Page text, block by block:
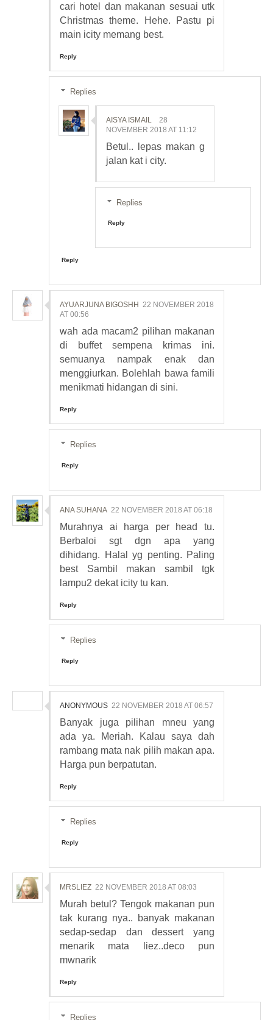
cari hotel dan makanan sesuai utk
Christmas theme. Hehe. Pastu pi
main icity memang best.
Reply
Replies
AISYA ISMAIL
28
NOVEMBER 2018 AT 11:12
Betul.. lepas makan g
jalan kat i city.
Replies
Reply
Reply
AYUARJUNA BIGOSHH 22 NOVEMBER 2018
AT 00:56
wah ada macam2 pilihan makanan
di buffet sempena krimas ini.
semuanya nampak enak dan
menggiurkan. Bolehlah bawa famili
menikmati hidangan di sini.
Reply
Replies
Reply
ANA SUHANA 22 NOVEMBER 2018 AT 06:18
Murahnya ai harga per head tu.
Berbaloi sgt dgn apa yang
dihidang. Halal yg penting. Paling
best Sambil makan sambil tgk
lampu2 dekat icity tu kan.
Reply
Replies
Reply
ANONYMOUS 22 NOVEMBER 2018 AT 06:57
Banyak juga pilihan mneu yang
ada ya. Meriah. Kalau saya dah
rambang mata nak pilih makan apa.
Harga pun berpatutan.
Reply
Replies
Reply
MRSLIEZ 22 NOVEMBER 2018 AT 08:03
Murah betul? Tengok makanan pun
tak kurang nya.. banyak makanan
sedap-sedap dan dessert yang
menarik mata liez..deco pun
mwnarik
Reply
Replies